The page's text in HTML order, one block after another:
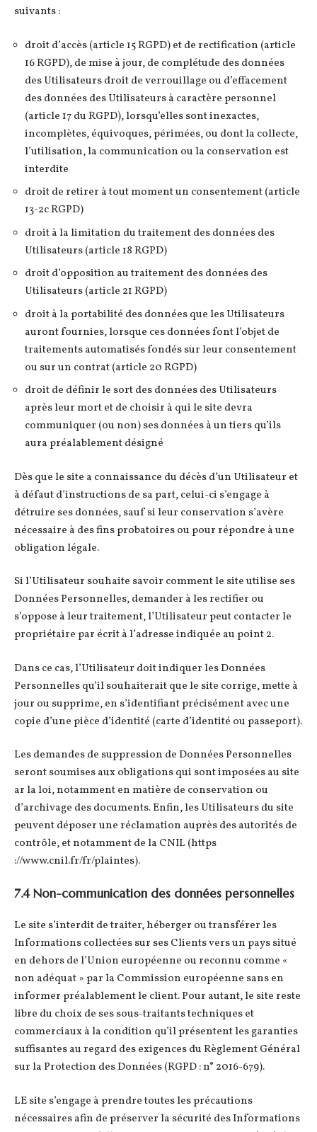
suivants :
droit d’accès (article 15 RGPD) et de rectification (article
16 RGPD), de mise à jour, de complétude des données
des Utilisateurs droit de verrouillage ou d’effacement
des données des Utilisateurs à caractère personnel
(article 17 du RGPD), lorsqu’elles sont inexactes,
incomplètes, équivoques, périmées, ou dont la collecte,
l’utilisation, la communication ou la conservation est
interdite
droit de retirer à tout moment un consentement (article
13-2c RGPD)
droit à la limitation du traitement des données des
Utilisateurs (article 18 RGPD)
droit d’opposition au traitement des données des
Utilisateurs (article 21 RGPD)
droit à la portabilité des données que les Utilisateurs
auront fournies, lorsque ces données font l’objet de
traitements automatisés fondés sur leur consentement
ou sur un contrat (article 20 RGPD)
droit de définir le sort des données des Utilisateurs
après leur mort et de choisir à qui le site devra
communiquer (ou non) ses données à un tiers qu’ils
aura préalablement désigné
Dès que le site a connaissance du décès d’un Utilisateur et
à défaut d’instructions de sa part, celui-ci s’engage à
détruire ses données, sauf si leur conservation s’avère
nécessaire à des fins probatoires ou pour répondre à une
obligation légale.
Si l’Utilisateur souhaite savoir comment le site utilise ses
Données Personnelles, demander à les rectifier ou
s’oppose à leur traitement, l’Utilisateur peut contacter le
propriétaire par écrit à l’adresse indiquée au point 2.
Dans ce cas, l’Utilisateur doit indiquer les Données
Personnelles qu’il souhaiterait que le site corrige, mette à
jour ou supprime, en s’identifiant précisément avec une
copie d’une pièce d’identité (carte d’identité ou passeport).
Les demandes de suppression de Données Personnelles
seront soumises aux obligations qui sont imposées au site
ar la loi, notamment en matière de conservation ou
d’archivage des documents. Enfin, les Utilisateurs du site
peuvent déposer une réclamation auprès des autorités de
contrôle, et notamment de la CNIL (https
://www.cnil.fr/fr/plaintes).
7.4 Non-communication des données personnelles
Le site s’interdit de traiter, héberger ou transférer les
Informations collectées sur ses Clients vers un pays situé
en dehors de l’Union européenne ou reconnu comme «
non adéquat » par la Commission européenne sans en
informer préalablement le client. Pour autant, le site reste
libre du choix de ses sous-traitants techniques et
commerciaux à la condition qu’il présentent les garanties
suffisantes au regard des exigences du Règlement Général
sur la Protection des Données (RGPD : n° 2016-679).
LE site s’engage à prendre toutes les précautions
nécessaires afin de préserver la sécurité des Informations